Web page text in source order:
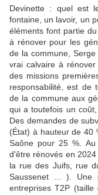
Devinette : quel est
fontaine, un lavoir, un
éléments font partie
à rénover pour les
de la commune,
vrai calvaire à
des missions
responsabilité, est de
de la commune aux
qui a tou­tefois un
Des de­mandes de
(État) à hauteur de 40
Saône pour 25 %.
d'être rénovés en
la rue des Juifs, rue
Saussenet ... ). Une
entreprises T2P